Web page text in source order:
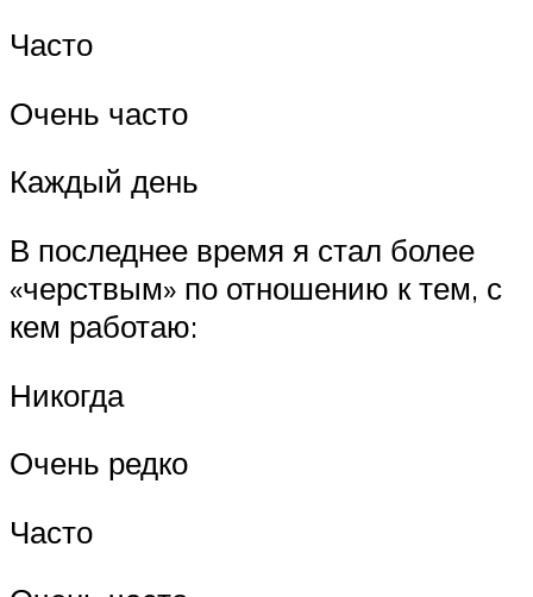
Часто
Очень часто
Каждый день
В последнее время я стал более
«черствым» по отношению к тем, с
кем работаю:
Никогда
Очень редко
Часто